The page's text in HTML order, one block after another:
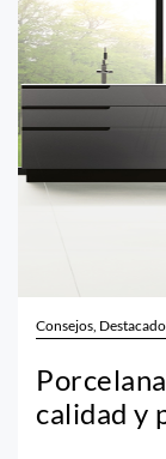
Consejos,
calidad y